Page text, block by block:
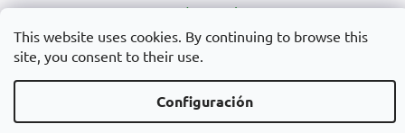
This website uses cookies. By continuing to browse this
site, you consent to their use.
Configuración
Creado por Shoptet
Copyright 2026Cannadorra.com. Todos los derechos
reservados. Editar la configuración de las cookies